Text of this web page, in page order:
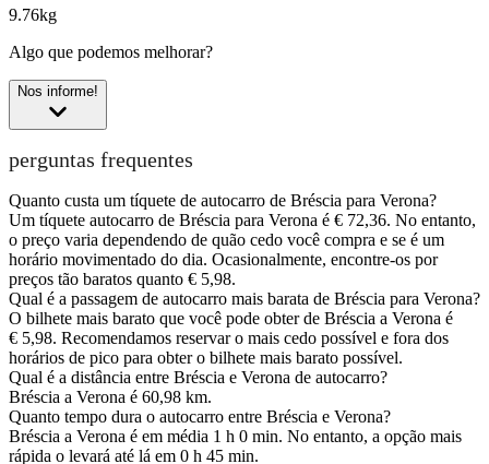
9.76kg
Algo que podemos melhorar?
Nos informe!
perguntas frequentes
Quanto custa um tíquete de autocarro de Bréscia para Verona?
Um tíquete autocarro de Bréscia para Verona é € 72,36. No entanto,
o preço varia dependendo de quão cedo você compra e se é um
horário movimentado do dia. Ocasionalmente, encontre-os por
preços tão baratos quanto € 5,98.
Qual é a passagem de autocarro mais barata de Bréscia para Verona?
O bilhete mais barato que você pode obter de Bréscia a Verona é
€ 5,98. Recomendamos reservar o mais cedo possível e fora dos
horários de pico para obter o bilhete mais barato possível.
Qual é a distância entre Bréscia e Verona de autocarro?
Bréscia a Verona é 60,98 km.
Quanto tempo dura o autocarro entre Bréscia e Verona?
Bréscia a Verona é em média 1 h 0 min. No entanto, a opção mais
rápida o levará até lá em 0 h 45 min.